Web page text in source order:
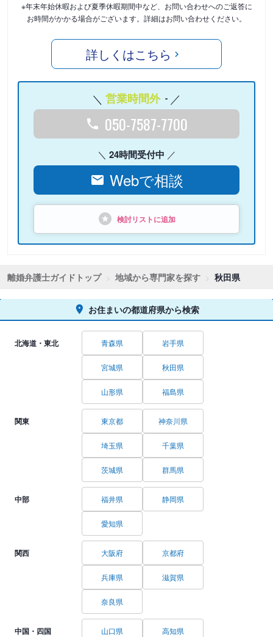
※年末年始休暇および夏季休暇期間中など、お問い合わせへのご返答に
お時間がかかる場合がございます。詳細はお問い合わせください。
詳しくはこちら
営業時間外 -
050-7587-7700
24時間受付中
Webで相談
検討リストに追加
離婚弁護士ガイドトップ 地域から専門家を探す 秋田県
お住まいの都道府県から検索
北海道・東北 青森県 岩手県
宮城県 秋田県
山形県 福島県
関東 東京都 神奈川県
埼玉県 千葉県
茨城県 群馬県
中部 福井県 静岡県
愛知県
関西 大阪府 京都府
兵庫県 滋賀県
奈良県
中国・四国 山口県 高知県